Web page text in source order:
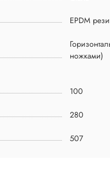
EPDM
ножками)
100
280
507